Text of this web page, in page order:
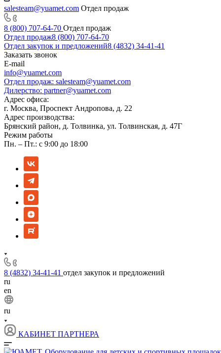
salesteam@yuamet.com Отдел продаж
8 (800) 707-64-70 Отдел продаж
Отдел продаж8 (800) 707-64-70
Отдел закупок и предложений8 (4832) 34-41-41
Заказать звонок
E-mail
info@yuamet.com
Отдел продаж: salesteam@yuamet.com
Дилерство: partner@yuamet.com
Адрес офиса:
г. Москва, Проспект Андропова, д. 22
Адрес производства:
Брянский район, д. Толвинка, ул. Толвинская, д. 47Г
Режим работы
Пн. – Пт.: с 9:00 до 18:00
8 (4832) 34-41-41 отдел закупок и предложений
ru
en
ru
КАБИНЕТ ПАРТНЕРА